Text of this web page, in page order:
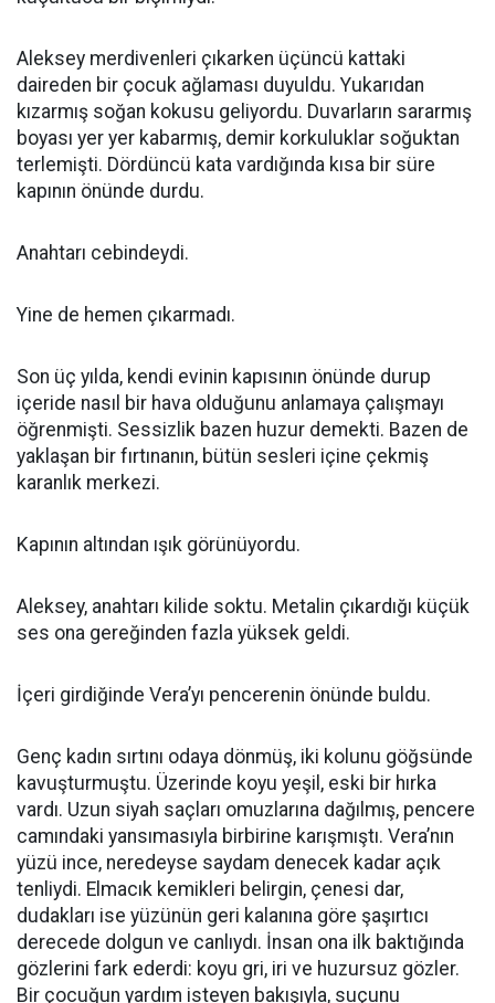
Aleksey merdivenleri çıkarken üçüncü kattaki
daireden bir çocuk ağlaması duyuldu. Yukarıdan
kızarmış soğan kokusu geliyordu. Duvarların sararmış
boyası yer yer kabarmış, demir korkuluklar soğuktan
terlemişti. Dördüncü kata vardığında kısa bir süre
kapının önünde durdu.
Anahtarı cebindeydi.
Yine de hemen çıkarmadı.
Son üç yılda, kendi evinin kapısının önünde durup
içeride nasıl bir hava olduğunu anlamaya çalışmayı
öğrenmişti. Sessizlik bazen huzur demekti. Bazen de
yaklaşan bir fırtınanın, bütün sesleri içine çekmiş
karanlık merkezi.
Kapının altından ışık görünüyordu.
Aleksey, anahtarı kilide soktu. Metalin çıkardığı küçük
ses ona gereğinden fazla yüksek geldi.
İçeri girdiğinde Vera’yı pencerenin önünde buldu.
Genç kadın sırtını odaya dönmüş, iki kolunu göğsünde
kavuşturmuştu. Üzerinde koyu yeşil, eski bir hırka
vardı. Uzun siyah saçları omuzlarına dağılmış, pencere
camındaki yansımasıyla birbirine karışmıştı. Vera’nın
yüzü ince, neredeyse saydam denecek kadar açık
tenliydi. Elmacık kemikleri belirgin, çenesi dar,
dudakları ise yüzünün geri kalanına göre şaşırtıcı
derecede dolgun ve canlıydı. İnsan ona ilk baktığında
gözlerini fark ederdi: koyu gri, iri ve huzursuz gözler.
Bir çocuğun yardım isteyen bakışıyla, suçunu